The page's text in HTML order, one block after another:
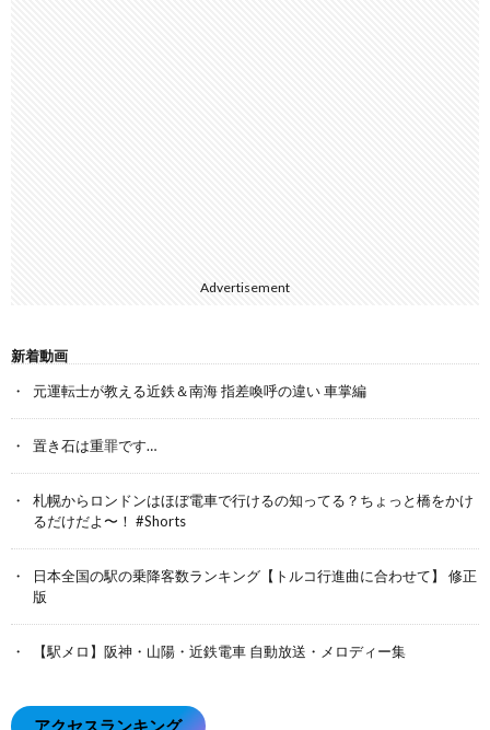
Advertisement
新着動画
元運転士が教える近鉄＆南海 指差喚呼の違い 車掌編
置き石は重罪です…
札幌からロンドンはほぼ電車で行けるの知ってる？ちょっと橋をかけ
るだけだよ〜！ #Shorts
日本全国の駅の乗降客数ランキング【トルコ行進曲に合わせて】 修正
版
【駅メロ】阪神・山陽・近鉄電車 自動放送・メロディー集
アクセスランキング